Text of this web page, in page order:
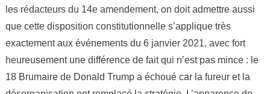
les rédacteurs du 14e amendement, on doit admettre aussi
que cette disposition constitutionnelle s’applique très
exactement aux événements du 6 janvier 2021, avec fort
heureusement une différence de fait qui n’est pas mince : le
18 Brumaire de Donald Trump a échoué car la fureur et la